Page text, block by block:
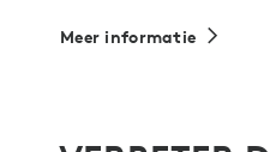
Meer informatie